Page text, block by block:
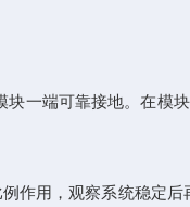
端可靠接地。在模
用，观察系统稳定